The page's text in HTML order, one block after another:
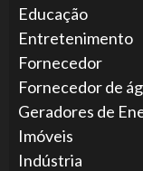
Educação
Entretenimento
Fornecedor
Fornecedor de
Geradores de
Imóveis
Indústria